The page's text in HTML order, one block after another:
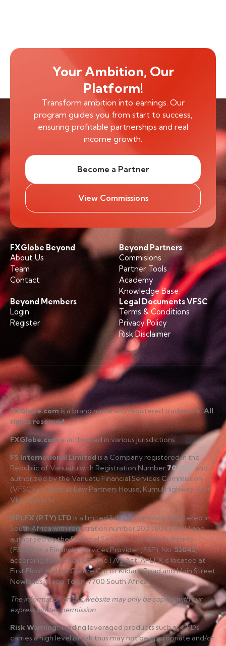
Your Ambition, Our
Platform!
Transform ambition into earnings. Our
program guides you from start to success,
ensuring profitable partnerships and real
income growth.
Become a Partner
View Commissions
FXGlobe Beyond
About Us
Team
Contact
Beyond Partners
Commisions
Partner Tools
Academy
Knowledge Base
Beyond Members
Login
Register
Legal Documents VFSC
Terms & Conditions
Privacy Policy
Risk Disclaimer
FXGlobe.comis a brand name and registered trademark. All
rights reserved.
FXGlobe.com is authorised in various jurisdictions.
FS International Limitedis a Company registered in the
Republic of Vanuatu with Registration Number 700227and
authorized by the Vanuatu Financial Services Commission
(VFSC), located at Law Partners House, Kumul Highway, Port
Vila, Vanuatu.
APLFX (PTY) LTD is a limited liability company registered in
South Africa with registration number 2021/804619/07 and
authorised by the Financial Services Conduct Authority
(FSCA) as a Financial Services Provider (FSP), No.52045,
according to Section 8 of the FAIS Act. APLFX is located at
First Floor, Kildare Centre Cnr of Kildare Road and Main Street
Newlands, Cape Town, 7700 South Africa.
The information on this website may only be copied with our
express written permission.
Risk Warning:Trading leveraged products such as CFDs
carries a high level of risk thus may not be appropriate and/or